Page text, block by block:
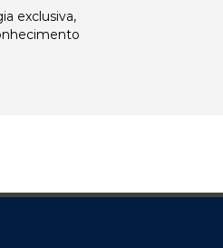
exclusiva,